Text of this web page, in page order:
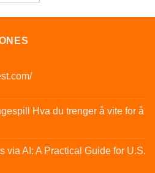
Hva du trenger å vite for å
via AI: A Practical Guide for U.S.